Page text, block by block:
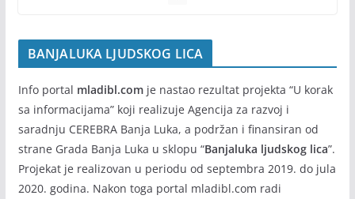
BANJALUKA LJUDSKOG LICA
Info portal mladibl.comje nastao rezultat projekta “U korak
sa informacijama” koji realizuje Agencija za razvoj i
saradnju CEREBRA Banja Luka, a podržan i finansiran od
strane Grada Banja Luka u sklopu “Banjaluka ljudskog lica”.
Projekat je realizovan u periodu od septembra 2019. do jula
2020. godina. Nakon toga portal mladibl.com radi